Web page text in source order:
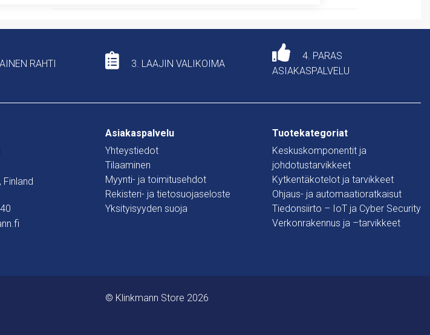
RAHTI 3. LAAJIN VALIKOIMA
4. PARAS
ASIAKASPALVELU
Finland
Asiakaspalvelu
Yhteystiedot
Tilaaminen
Myynti- ja toimitusehdot
Rekisteri- ja tietosuojaseloste
Yksityisyyden suoja
Tuotekategoriat
Keskuskomponentit ja
johdotustarvikkeet
Kytkentäkotelot ja tarvikkeet
Ohjaus- ja automaatioratkaisut
Tiedonsiirto – IoT ja Cyber Security
Verkonrakennus ja –tarvikkeet
© Klinkmann Store 2026